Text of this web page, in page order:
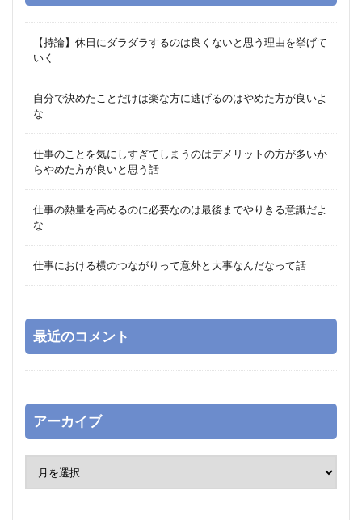
【持論】休日にダラダラするのは良くないと思う理由を挙げて
いく
自分で決めたことだけは楽な方に逃げるのはやめた方が良いよ
な
仕事のことを気にしすぎてしまうのはデメリットの方が多いか
らやめた方が良いと思う話
仕事の熱量を高めるのに必要なのは最後までやりきる意識だよ
な
仕事における横のつながりって意外と大事なんだなって話
最近のコメント
アーカイブ